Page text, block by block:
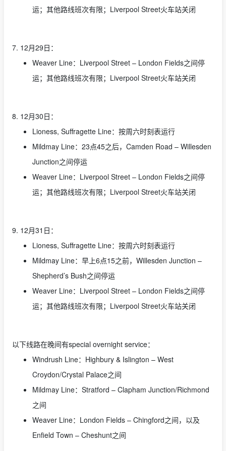
运；其他路线班次有限；Liverpool Street火车站关闭
7. 12月29日：
Weaver Line：Liverpool Street – London Fields之间停
运；其他路线班次有限；Liverpool Street火车站关闭
8. 12月30日：
Lioness, Suffragette Line：按周六时刻表运行
Mildmay Line：23点45之后，Camden Road – Willesden
Junction之间停运
Weaver Line：Liverpool Street – London Fields之间停
运；其他路线班次有限；Liverpool Street火车站关闭
9. 12月31日：
Lioness, Suffragette Line：按周六时刻表运行
Mildmay Line：早上6点15之前，Willesden Junction –
Shepherd’s Bush之间停运
Weaver Line：Liverpool Street – London Fields之间停
运；其他路线班次有限；Liverpool Street火车站关闭
以下线路在晚间有special overnight service：
Windrush Line：Highbury & Islington – West
Croydon/Crystal Palace之间
Mildmay Line：Stratford – Clapham Junction/Richmond
之间
Weaver Line：London Fields – Chingford之间，以及
Enfield Town – Cheshunt之间